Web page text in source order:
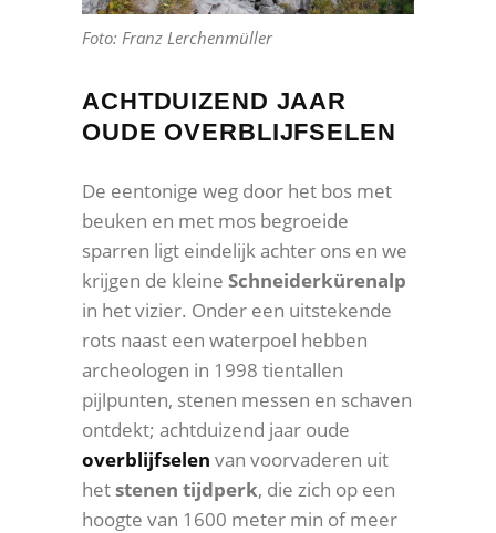
Foto: Franz Lerchenmüller
ACHTDUIZEND JAAR
OUDE OVERBLIJFSELEN
De eentonige weg door het bos met
beuken en met mos begroeide
sparren ligt eindelijk achter ons en we
krijgen de kleine Schneiderkürenalp
in het vizier. Onder een uitstekende
rots naast een waterpoel hebben
archeologen in 1998 tientallen
pijlpunten, stenen messen en schaven
ontdekt; achtduizend jaar oude
overblijfselen van voorvaderen uit
hetstenen tijdperk, die zich op een
hoogte van 1600 meter min of meer